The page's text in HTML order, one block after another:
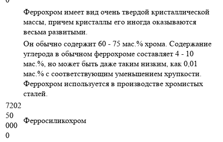
Феррохром имеет вид очень твердой кристаллической
массы, причем кристаллы его иногда оказываются
весьма развитыми.
Он обычно содержит 60 - 75 мас.% хрома. Содержание
углерода в обычном феррохроме составляет 4 - 10
мас.%, но может быть даже таким низким, как 0,01
мас.% с соответствующим уменьшением хрупкости.
Феррохром используется в производстве хромистых
сталей.
7202
50
000
0
Ферросиликохром